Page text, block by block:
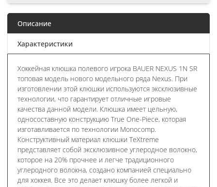
Описание
Характеристики
Хоккейная клюшка полевого игрока BAUER NEXUS 1N SR
топовая модель нового модельного ряда Nexus. При
изготовлении этой клюшки используются эксклюзивные
технологии, что гарантирует отличные игровые
качества данной модели. Клюшка имеет цельную,
односоставную конструкцию True One-Piece, которая
изготавливается по технологии Monocomp.
Конструктивный материал клюшки TeXtreme
представляет собой эксклюзивное углеродное волокно,
которое на 20% прочнее и легче традиционного
углеродного волокна, создано компанией специально
для хоккея. Все это делает клюшку более легкой и